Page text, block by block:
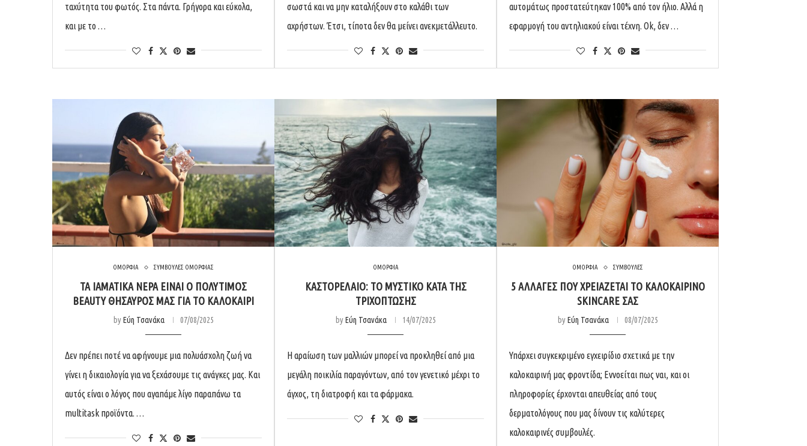
ταχύτητα του φωτός. Στα πάντα. Γρήγορα και εύκολα,
και με το …
σωστά και να μην καταλήξουν στο καλάθι των
αχρήστων. Έτσι, τίποτα δεν θα μείνει ανεκμετάλλευτο.
αυτομάτως προστατεύτηκαν 100% από τον ήλιο. Αλλά η
εφαρμογή του αντηλιακού είναι τέχνη. Ok, δεν …
ΟΜΟΡΦΙΑ ΣΥΜΒΟΥΛΕΣ ΟΜΟΡΦΙΑΣ
ΤΑ ΙΑΜΑΤΙΚΑ ΝΕΡΑ ΕΙΝΑΙ Ο ΠΟΛΥΤΙΜΟΣ
BEAUTY ΘΗΣΑΥΡΟΣ ΜΑΣ ΓΙΑ ΤΟ ΚΑΛΟΚΑΙΡΙ
byΕύη Τσανάκα 07/08/2025
Δεν πρέπει ποτέ να αφήνουμε μια πολυάσχολη ζωή να
γίνει η δικαιολογία για να ξεχάσουμε τις ανάγκες μας. Και
αυτός είναι ο λόγος που αγαπάμε λίγο παραπάνω τα
multitask προϊόντα. …
ΟΜΟΡΦΙΑ
ΚΑΣΤΟΡΈΛΑΙΟ: ΤΟ ΜΥΣΤΙΚΌ ΚΑΤΆ ΤΗΣ
ΤΡΙΧΌΠΤΩΣΗΣ
byΕύη Τσανάκα 14/07/2025
Η αραίωση των μαλλιών μπορεί να προκληθεί από μια
μεγάλη ποικιλία παραγόντων, από τον γενετικό μέχρι το
άγχος, τη διατροφή και τα φάρμακα.
ΟΜΟΡΦΙΑ ΣΥΜΒΟΥΛΕΣ
5 ΑΛΛΑΓΈΣ ΠΟΥ ΧΡΕΙΆΖΕΤΑΙ ΤΟ ΚΑΛΟΚΑΙΡΙΝΌ
SKINCARE ΣΑΣ
byΕύη Τσανάκα 08/07/2025
Υπάρχει συγκεκριμένο εγχειρίδιο σχετικά με την
καλοκαιρινή μας φροντίδα; Εννοείται πως ναι, και οι
πληροφορίες έρχονται απευθείας από τους
δερματολόγους που μας δίνουν τις καλύτερες
καλοκαιρινές συμβουλές.